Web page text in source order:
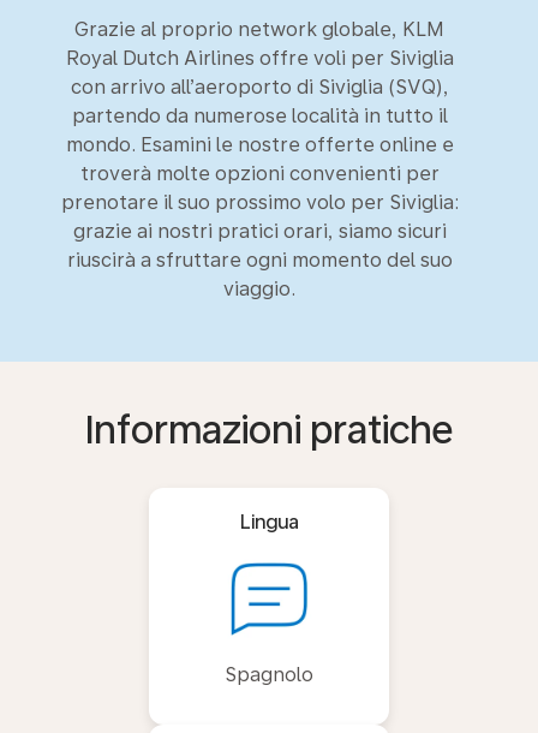
Grazie al proprio network globale, KLM
Royal Dutch Airlines offre voli per Siviglia
con arrivo all’aeroporto di Siviglia (SVQ),
partendo da numerose località in tutto il
mondo. Esamini le nostre offerte online e
troverà molte opzioni convenienti per
prenotare il suo prossimo volo per Siviglia:
grazie ai nostri pratici orari, siamo sicuri
riuscirà a sfruttare ogni momento del suo
viaggio.
Informazioni pratiche
Lingua
Spagnolo